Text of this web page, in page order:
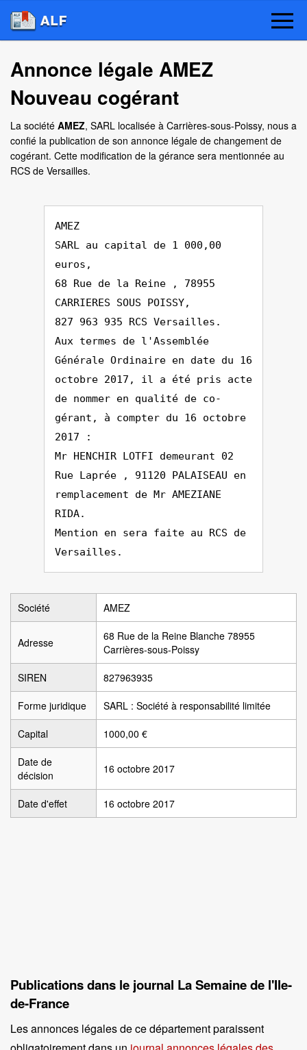
Annonce légale AMEZ
Nouveau cogérant
La société AMEZ, SARL localisée à Carrières-sous-Poissy, nous a
confié la publication de son annonce légale de changement de
cogérant. Cette modification de la gérance sera mentionnée au
RCS de Versailles.
AMEZ
SARL au capital de 1 000,00
euros,
68 Rue de la Reine , 78955
CARRIERES SOUS POISSY,
827 963 935 RCS Versailles.
Aux termes de l'Assemblée
Générale Ordinaire en date du 16
octobre 2017, il a été pris acte
de nommer en qualité de co-
gérant, à compter du 16 octobre
2017 :
Mr HENCHIR LOTFI demeurant 02
Rue Laprée , 91120 PALAISEAU en
remplacement de Mr AMEZIANE
RIDA.
Mention en sera faite au RCS de
Versailles.
Société AMEZ
Adresse
68 Rue de la Reine Blanche 78955
Carrières-sous-Poissy
SIREN 827963935
Forme juridique SARL : Société à responsabilité limitée
Capital 1000,00 €
Date de
décision
16 octobre 2017
Date d'effet 16 octobre 2017
Publications dans le journal La Semaine de l'Ile-
de-France
Les annonces légales de ce département paraissent